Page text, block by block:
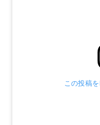
この投稿